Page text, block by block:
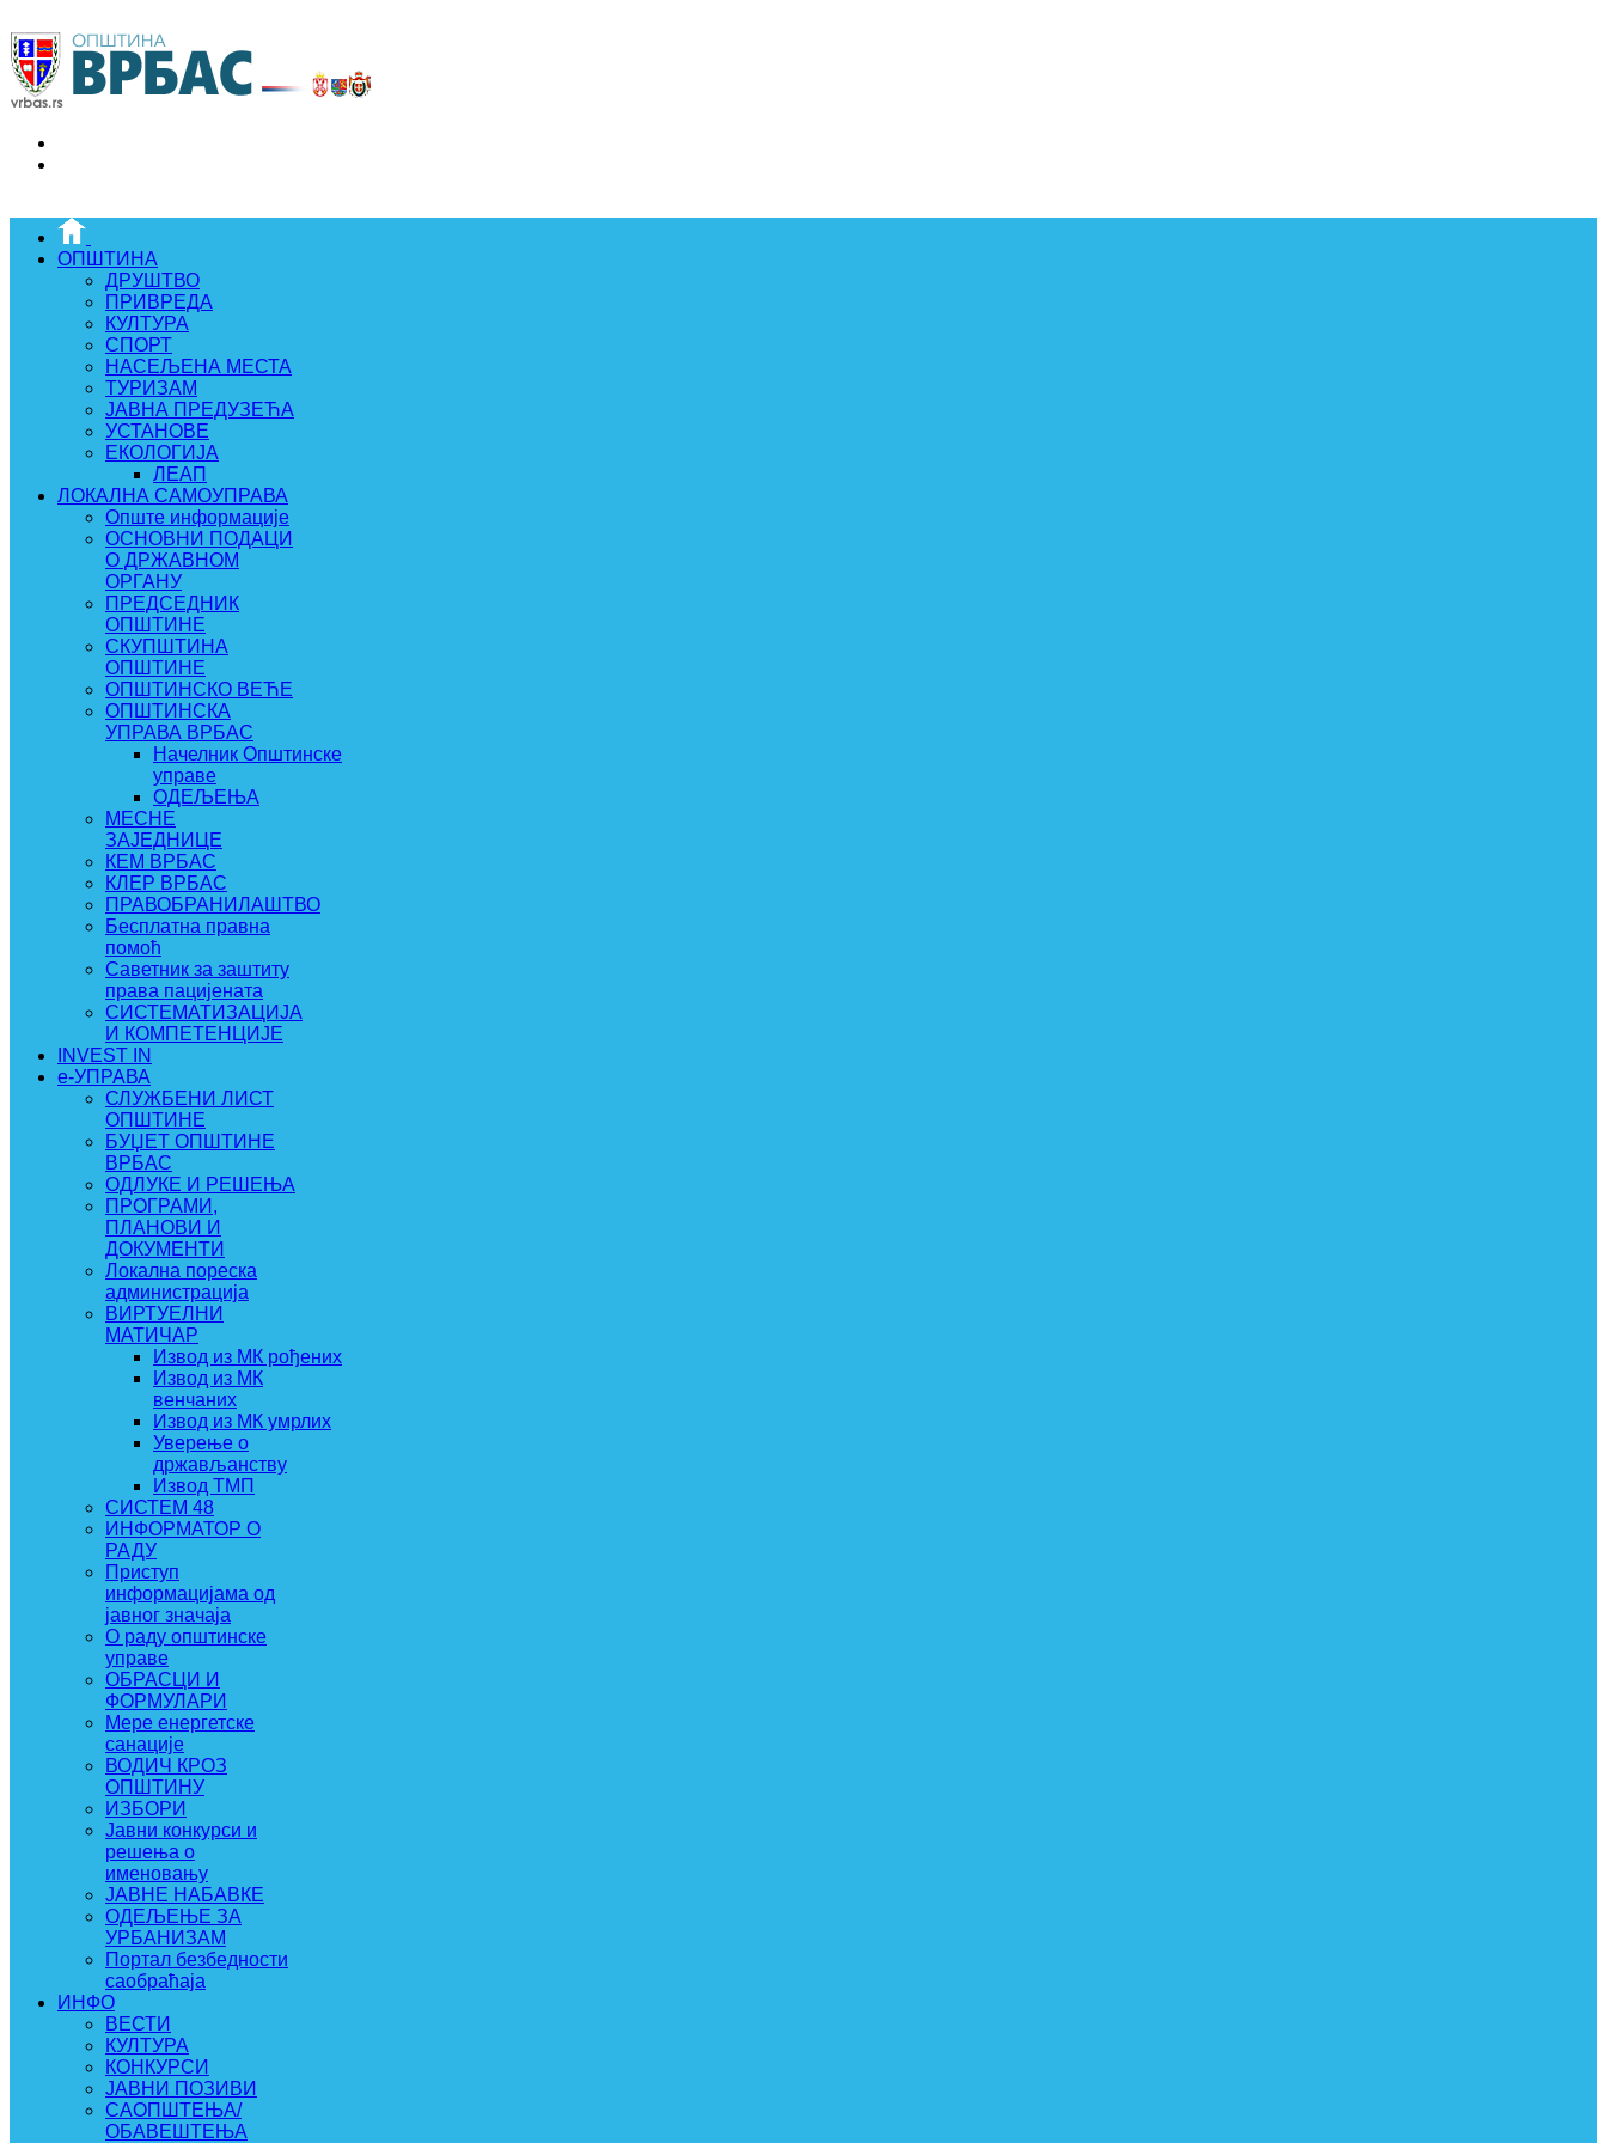
ОПШТИНА
ДРУШТВО
ПРИВРЕДА
КУЛТУРА
СПОРТ
НАСЕЉЕНА МЕСТА
ТУРИЗАМ
ЈАВНА ПРЕДУЗЕЋА
УСТАНОВЕ
ЕКОЛОГИЈА
ЛЕАП
ЛОКАЛНА САМОУПРАВА
Опште информације
ОСНОВНИ ПОДАЦИ
О ДРЖАВНОМ
ОРГАНУ
ПРЕДСЕДНИК
ОПШТИНЕ
СКУПШТИНА
ОПШТИНЕ
ОПШТИНСКО ВЕЋЕ
ОПШТИНСКА
УПРАВА ВРБАС
Начелник Општинске
управе
ОДЕЉЕЊА
МЕСНЕ
ЗАЈЕДНИЦЕ
КЕМ ВРБАС
КЛЕР ВРБАС
ПРАВОБРАНИЛАШТВО
Бесплатна правна
помоћ
Саветник за заштиту
права пацијената
СИСТЕМАТИЗАЦИЈА
И КОМПЕТЕНЦИЈЕ
INVEST IN
e-УПРАВА
СЛУЖБЕНИ ЛИСТ
ОПШТИНЕ
БУЏЕТ ОПШТИНЕ
ВРБАС
ОДЛУКЕ И РЕШЕЊА
ПРОГРАМИ,
ПЛАНОВИ И
ДОКУМЕНТИ
Локална пореска
администрација
ВИРТУЕЛНИ
МАТИЧАР
Извод из МК рођених
Извод из МК
венчаних
Извод из МК умрлих
Уверење о
држављанству
Извод ТМП
СИСТЕМ 48
ИНФОРМАТОР О
РАДУ
Приступ
информацијама од
јавног значаја
О раду општинске
управе
ОБРАСЦИ И
ФОРМУЛАРИ
Мере енергетске
санације
ВОДИЧ КРОЗ
ОПШТИНУ
ИЗБОРИ
Јавни конкурси и
решења о
именовању
ЈАВНЕ НАБАВКЕ
ОДЕЉЕЊЕ ЗА
УРБАНИЗАМ
Портал безбедности
саобраћаја
ИНФО
ВЕСТИ
КУЛТУРА
КОНКУРСИ
ЈАВНИ ПОЗИВИ
САОПШТЕЊА/
ОБАВЕШТЕЊА